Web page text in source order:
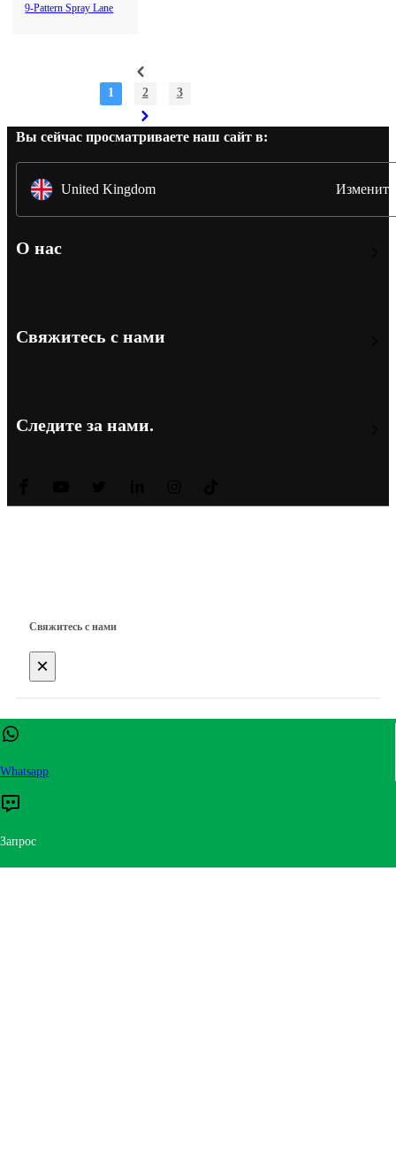
9-Pattern Spray Lane
1 2 3
Вы сейчас просматриваете наш сайт в:
United Kingdom Изменить
О нас
Свяжитесь с нами
Следите за нами.
Свяжитесь с нами
×
Имя
Компания
Whatsapp
Запрос